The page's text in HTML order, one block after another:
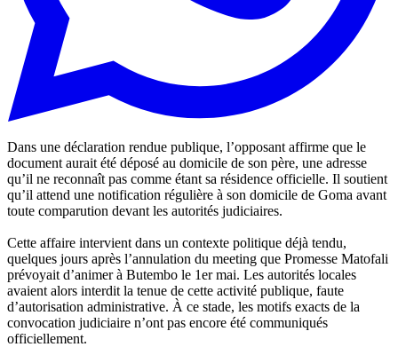
Dans une déclaration rendue publique, l’opposant affirme que le
document aurait été déposé au domicile de son père, une adresse
qu’il ne reconnaît pas comme étant sa résidence officielle. Il soutient
qu’il attend une notification régulière à son domicile de Goma avant
toute comparution devant les autorités judiciaires.
Cette affaire intervient dans un contexte politique déjà tendu,
quelques jours après l’annulation du meeting que Promesse Matofali
prévoyait d’animer à Butembo le 1er mai. Les autorités locales
avaient alors interdit la tenue de cette activité publique, faute
d’autorisation administrative. À ce stade, les motifs exacts de la
convocation judiciaire n’ont pas encore été communiqués
officiellement.